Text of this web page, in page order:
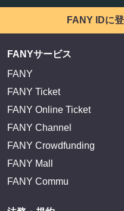
FANY IDに
FANYサービス
FANY
FANY Ticket
FANY Online Ticket
FANY Channel
FANY Crowdfunding
FANY Mall
FANY Commu